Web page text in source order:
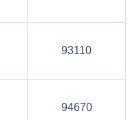
93110
94670